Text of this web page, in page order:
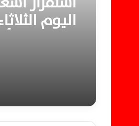
اليوم
الوظائف